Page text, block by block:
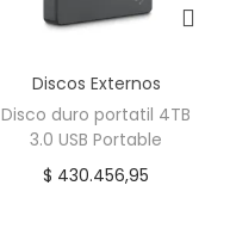
Discos Externos
Disco duro portatil 4TB
3.0 USB Portable
$ 430.456,95